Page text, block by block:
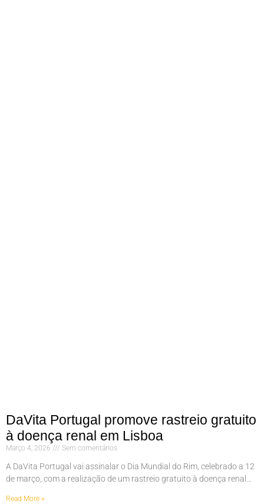
DaVita Portugal promove rastreio gratuito
à doença renal em Lisboa
Março 4, 2026 Sem comentários
A DaVita Portugal vai assinalar o Dia Mundial do Rim, celebrado a 12
de março, com a realização de um rastreio gratuito à doença renal…
Read More »